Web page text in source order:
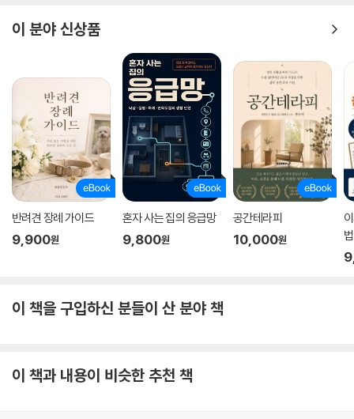
이 분야 신상품
반려견 장례 가이드
9,900원
혼자 사는 집의 응급망
9,800원
공간테라피
10,000원
법
이 책을 구입하신 분들이 산 분야 책
이 책과 내용이 비슷한 추천 책